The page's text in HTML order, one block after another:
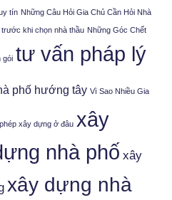
tín Những Câu Hỏi Gia Chủ Cần Hỏi Nhà
khi chọn nhà thầu Những Góc Chết
gói tư vấn pháp lý
phố hướng tây Vì Sao Nhiều Gia
xây dựng ở đâu xây
nhà phố xây
xây dựng nhà